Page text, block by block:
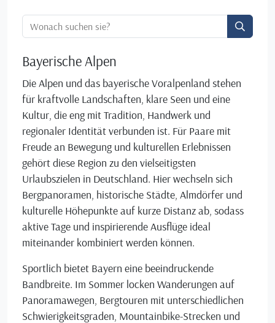
Ortssuche:
Bayerische Alpen
Die Alpen und das bayerische Voralpenland stehen
für kraftvolle Landschaften, klare Seen und eine
Kultur, die eng mit Tradition, Handwerk und
regionaler Identität verbunden ist. Für Paare mit
Freude an Bewegung und kulturellen Erlebnissen
gehört diese Region zu den vielseitigsten
Urlaubszielen in Deutschland. Hier wechseln sich
Bergpanoramen, historische Städte, Almdörfer und
kulturelle Höhepunkte auf kurze Distanz ab, sodass
aktive Tage und inspirierende Ausflüge ideal
miteinander kombiniert werden können.
Sportlich bietet Bayern eine beeindruckende
Bandbreite. Im Sommer locken Wanderungen auf
Panoramawegen, Bergtouren mit unterschiedlichen
Schwierigkeitsgraden, Mountainbike-Strecken und